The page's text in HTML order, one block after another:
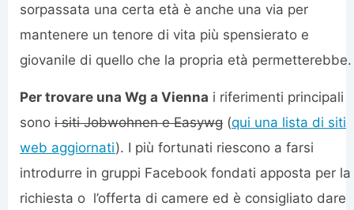
sorpassata una certa età è anche una via per
mantenere un tenore di vita più spensierato e
giovanile di quello che la propria età permetterebbe.
Per trovare una Wg a Vienna i riferimenti principali
sono i siti Jobwohnen e Easywg (qui una lista di siti
web aggiornati). I più fortunati riescono a farsi
introdurre in gruppi Facebook fondati apposta per la
richiesta o l’offerta di camere ed è consigliato dare